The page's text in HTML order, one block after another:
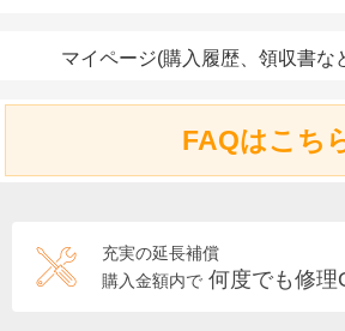
マイページ(購入履歴、領収書な
FAQはこち
充実の延長補償
購入金額内で 何度でも修理